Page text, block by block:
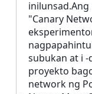
inilunsad.Ang
"Canary
subukan at i
proyekto
network ng